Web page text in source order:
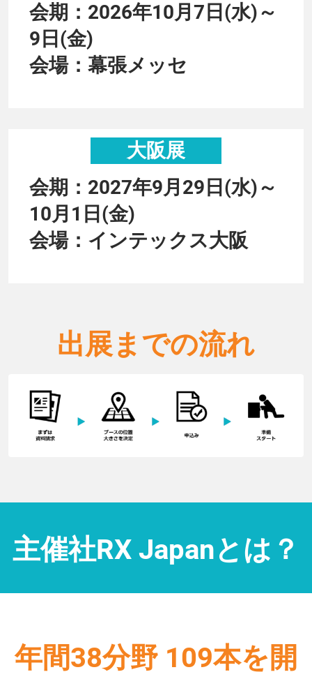
会期：2026年10月7日(水)～
9日(金)
会場：幕張メッセ
大阪展
会期：2027年9月29日(水)～
10月1日(金)
会場：インテックス大阪
出展までの流れ
主催社RX Japanとは？
年間38分野 109本を開